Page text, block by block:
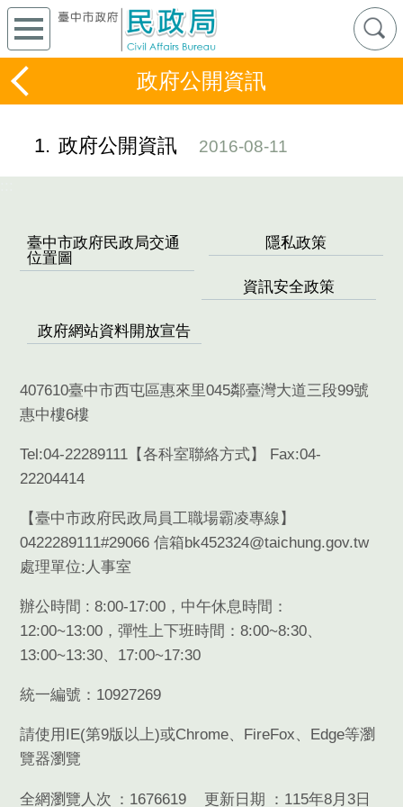
政府公開資訊
1 政府公開資訊 2016-08-11
臺中市政府民政局交通
位置圖
隱私政策
資訊安全政策
政府網站資料開放宣告
407610臺中市西屯區惠來里045鄰臺灣大道三段99號
惠中樓6樓
Tel:04-22289111【各科室聯絡方式】 Fax:04-
22204414
【臺中市政府民政局員工職場霸凌專線】
0422289111#29066 信箱bk452324@taichung.gov.tw
處理單位:人事室
辦公時間 : 8:00-17:00，中午休息時間：
12:00~13:00，彈性上下班時間：8:00~8:30、
13:00~13:30、17:00~17:30
統一編號：10927269
請使用 IE(第9版以上)或Chrome、 FireFox、 Edge等瀏
覽器瀏覽
全網瀏覽人次 1676619 更新日期 115年8月3日